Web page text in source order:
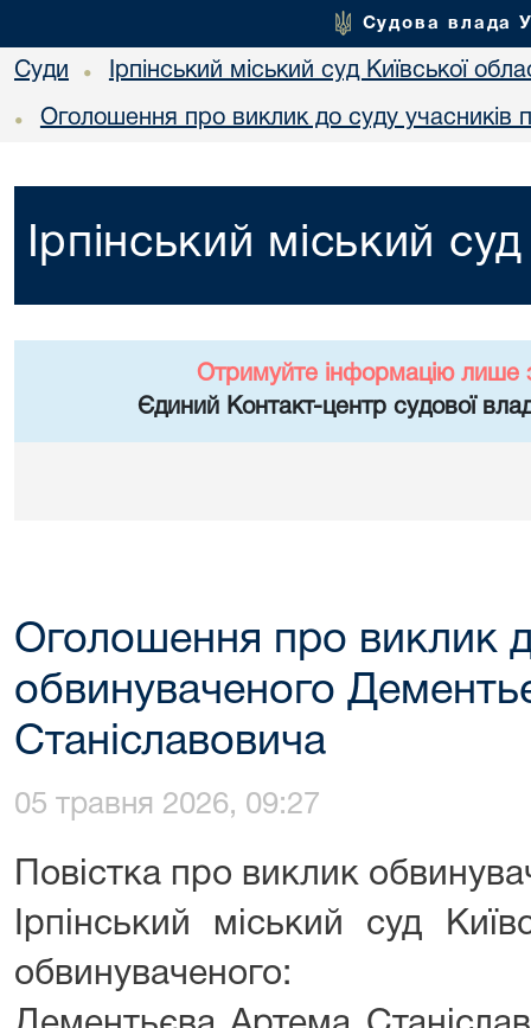
Судова влада
Суди • Ірпінський міський суд Київської
• Оголошення про виклик до суду учасників
Ірпінський міський
Отримуйте інформацію лише
Єдиний Контакт-центр судової
Оголошення про виклик
обвинуваченого
Станіславовича
05 травня 2026, 09:27
Повістка про виклик
Ірпінський міський суд
обвинуваченого: